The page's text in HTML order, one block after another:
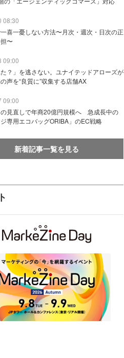
08:30
喜一憂しない方法〜月次・週次・日次の正
〜
09:00
た？」を逃さない。ユナイテッドアローズが
声を“良質に”収集する店舗AX
09:00
の見直しで年商20億円規模へ 急成長中の
ジ専用エコバッグORIBA」のEC戦略
新着記事一覧を見る